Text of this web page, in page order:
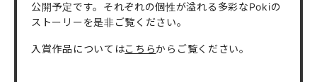
公開予定です。それぞれの個性が溢れる多彩なPokiの
ストーリーを是非ご覧ください。
入賞作品についてはこちらからご覧ください。